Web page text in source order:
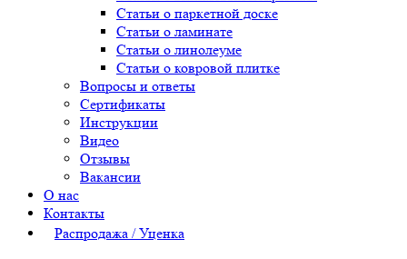
Статьи о паркетной доске
Статьи о ламинате
Статьи о линолеуме
Статьи о ковровой плитке
Вопросы и ответы
Сертификаты
Инструкции
Видео
Отзывы
Вакансии
О нас
Контакты
Распродажа / Уценка